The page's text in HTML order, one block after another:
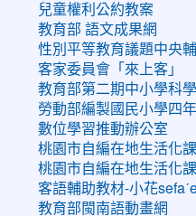
兒童權利公約教案
教育部 語文成果網
性別平等教育議題中央
客家委員會「來上客」
教育部第二期中小學科
勞動部編製國民小學四
數位學習推動辦公室
桃園市自編在地生活化
桃園市自編在地生活化
客語輔助教材-小花
教育部閩南語動畫網